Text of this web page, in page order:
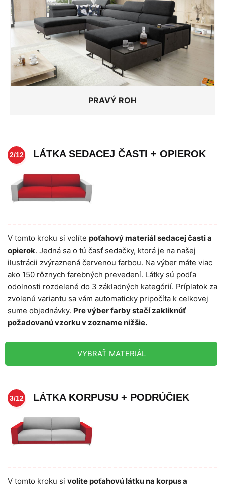
PRAVÝ ROH
2/12 LÁTKA SEDACEJ ČASTI + OPIEROK
V tomto kroku si volíte poťahový materiál sedacej časti a
opierok. Jedná sa o tú časť sedačky, ktorá je na našej
ilustrácii zvýraznená červenou farbou. Na výber máte viac
ako 150 rôznych farebných prevedení. Látky sú podľa
odolnosti rozdelené do 3 základných kategórií. Príplatok za
zvolenú variantu sa vám automaticky pripočíta k celkovej
sume objednávky. Pre výber farby stačí zakliknúť
požadovanú vzorku v zozname nižšie.
VYBRAŤ MATERIÁL
3/12 LÁTKA KORPUSU + PODRÚČIEK
V tomto kroku si volíte poťahovú látku na korpus a